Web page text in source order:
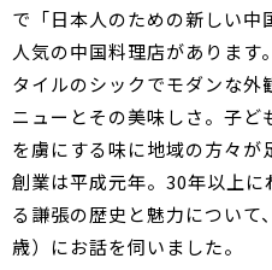
で「日本人のための新しい中
人気の中国料理店がありま
タイルのシックでモダンな外
ニューとその美味しさ。子
を虜にする味に地域の方々が
創業は平成元年。30年以上
る謙張の歴史と魅力について
歳）にお話を伺いました。